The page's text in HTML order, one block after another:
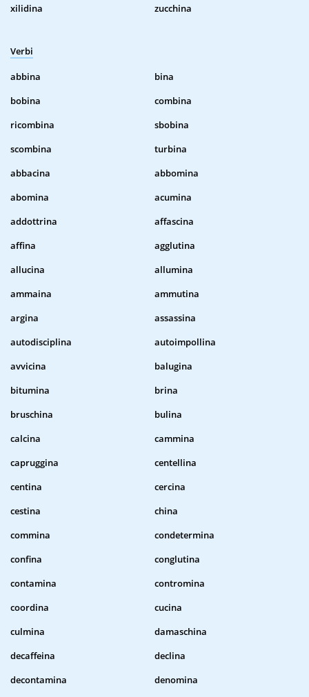
xilidina
zucchina
Verbi
abbina
bina
bobina
combina
ricombina
sbobina
scombina
turbina
abbacina
abbomina
abomina
acumina
addottrina
affascina
affina
agglutina
allucina
allumina
ammaina
ammutina
argina
assassina
autodisciplina
autoimpollina
avvicina
balugina
bitumina
brina
bruschina
bulina
calcina
cammina
capruggina
centellina
centina
cercina
cestina
china
commina
condetermina
confina
conglutina
contamina
contromina
coordina
cucina
culmina
damaschina
decaffeina
declina
decontamina
denomina